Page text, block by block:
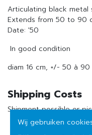
Articulating black metal
Extends from 50 to 90
Date: '50
In good condition
diam 16 cm, +/- 50 à 90
Shipping Costs
Shipment possible or
Wij gebruiken